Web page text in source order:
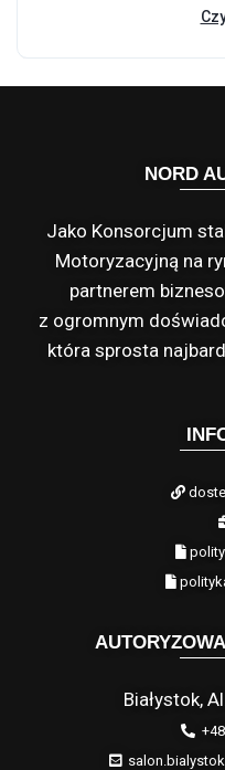
NORD
Jako Konsorcjum
Motoryzacyjną na
partnerem
z ogromnym
która sprosta
Białystok,